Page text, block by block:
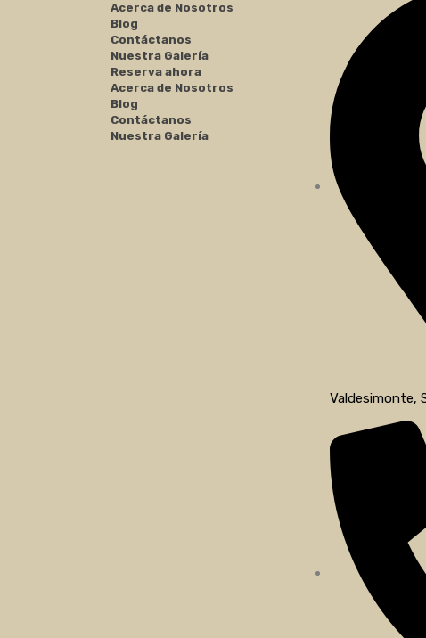
Acerca de Nosotros
Blog
Contáctanos
Nuestra Galería
Reserva ahora
Acerca de Nosotros
Blog
Contáctanos
Nuestra Galería
Valdesimonte,